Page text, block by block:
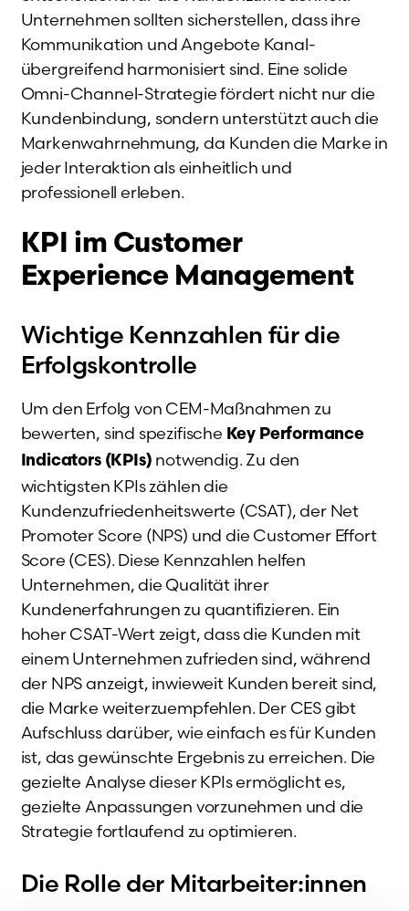
Unternehmen sollten sicherstellen, dass ihre
Kommunikation und Angebote Kanal-
übergreifend harmonisiert sind. Eine solide
Omni-Channel-Strategie fördert nicht nur die
Kundenbindung, sondern unterstützt auch die
Markenwahrnehmung, da Kunden die Marke in
jeder Interaktion als einheitlich und
professionell erleben.
KPI im Customer
Experience Management
Wichtige Kennzahlen für die
Erfolgskontrolle
Um den Erfolg von CEM-Maßnahmen zu
bewerten, sind spezifische Key Performance
Indicators (KPIs) notwendig. Zu den
wichtigsten KPIs zählen die
Kundenzufriedenheitswerte (CSAT), der Net
Promoter Score (NPS) und die Customer Effort
Score (CES). Diese Kennzahlen helfen
Unternehmen, die Qualität ihrer
Kundenerfahrungen zu quantifizieren. Ein
hoher CSAT-Wert zeigt, dass die Kunden mit
einem Unternehmen zufrieden sind, während
der NPS anzeigt, inwieweit Kunden bereit sind,
die Marke weiterzuempfehlen. Der CES gibt
Aufschluss darüber, wie einfach es für Kunden
ist, das gewünschte Ergebnis zu erreichen. Die
gezielte Analyse dieser KPIs ermöglicht es,
gezielte Anpassungen vorzunehmen und die
Strategie fortlaufend zu optimieren.
Die Rolle der Mitarbeiter:innen